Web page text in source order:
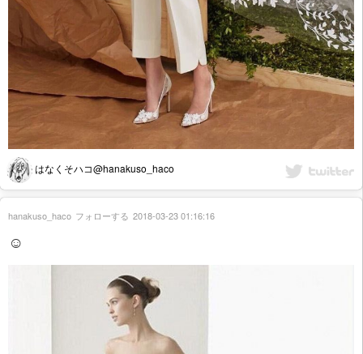
はなくそハコ@hanakuso_haco
☺️
hanakuso_haco フォローする 2018-03-23 01:16:16